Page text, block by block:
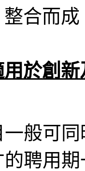
整合而
於創
般可
聘用